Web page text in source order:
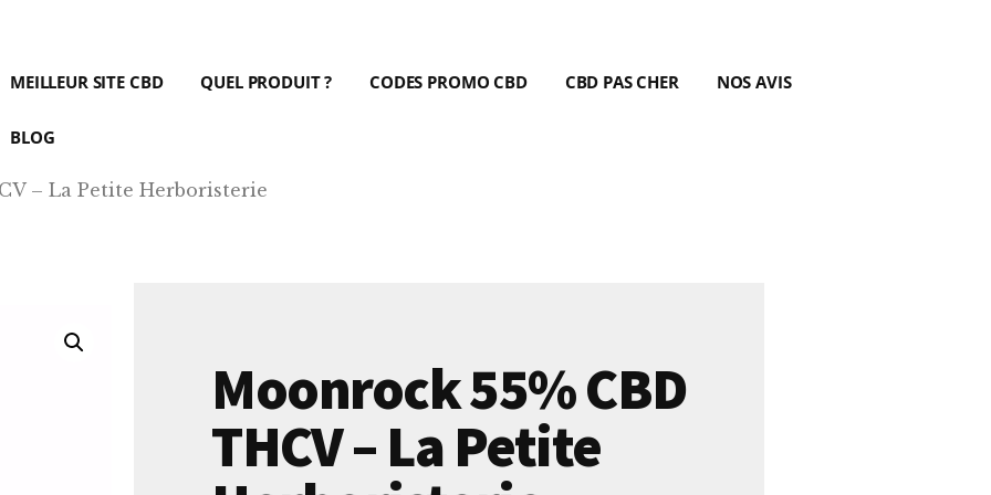
MEILLEUR SITE CBD QUEL PRODUIT ? CODES PROMO CBD CBD PAS CHER NOS AVIS
BLOG
– La Petite Herboristerie
Moonrock 55% CBD
THCV – La Petite